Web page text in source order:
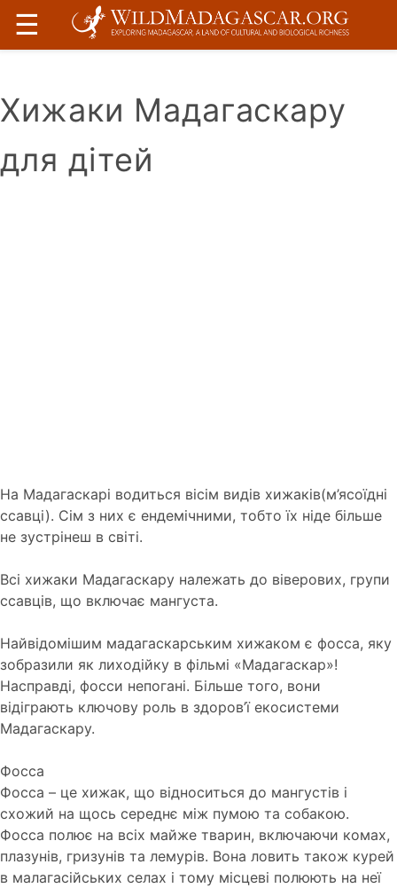
☰
Хижаки Мадагаскару
для дітей
На Мадагаскарі водиться вісім видів хижаків(м’ясоїдні
ссавці). Сім з них є ендемічними, тобто їх ніде більше
не зустрінеш в світі.
Всі хижаки Мадагаскару належать до віверових, групи
ссавців, що включає мангуста.
Найвідомішим мадагаскарським хижаком є фосса, яку
зобразили як лиходійку в фільмі «Мадагаскар»!
Насправді, фосси непогані. Більше того, вони
відіграють ключову роль в здоров’ї екосистеми
Мадагаскару.
Фосса
Фосса – це хижак, що відноситься до мангустів і
схожий на щось середнє між пумою та собакою.
Фосса полює на всіх майже тварин, включаючи комах,
плазунів, гризунів та лемурів. Вона ловить також курей
в малагасійських селах і тому місцеві полюють на неї